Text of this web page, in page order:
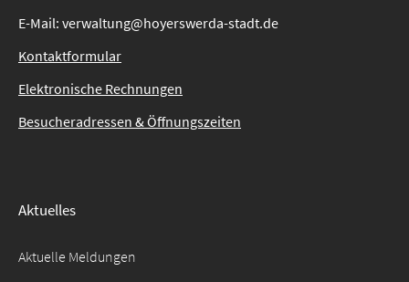
E-Mail: verwaltung@hoyerswerda-stadt.de
Kontaktformular
Elektronische Rechnungen
Besucheradressen & Öffnungszeiten
Aktuelles
Aktuelle Meldungen